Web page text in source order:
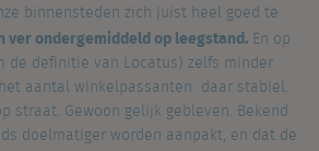
binnensteden zich juist heel goed te
ver ondergemiddeld op leegstand. En op
de definitie van Locatus) zelfs minder
aantal winkelpassanten daar stabiel.
straat. Gewoon gelijk gebleven. Bekend
doelmatiger worden aanpakt, en dat de